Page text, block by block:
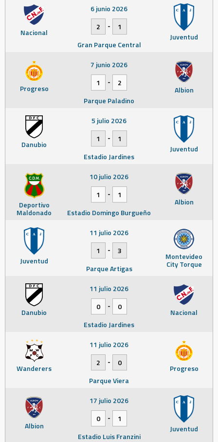
Nacional Juventud
6 junio 2026
2
-
1
Gran Parque Central
Progreso Albion
7 junio 2026
1
-
2
Parque Paladino
Danubio Juventud
5 julio 2026
1
-
1
Estadio Jardines
Deportivo
Maldonado
Albion
10 julio 2026
1
-
1
Estadio Domingo Burgueño
Juventud Montevideo
City Torque
11 julio 2026
1
-
3
Parque Artigas
Danubio Nacional
11 julio 2026
0
-
0
Estadio Jardines
Wanderers Progreso
11 julio 2026
2
-
0
Parque Viera
Albion Juventud
17 julio 2026
0
-
1
Estadio Luis Franzini